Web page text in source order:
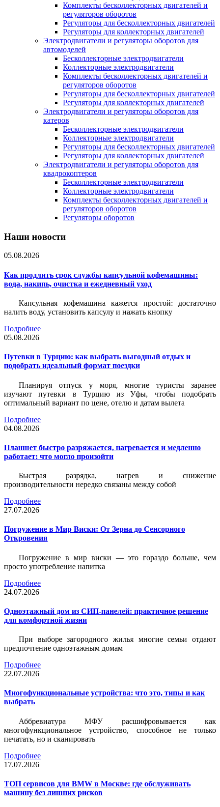
Комплекты бесколлекторных двигателей и
регуляторов оборотов
Регуляторы для бесколлекторных двигателей
Регуляторы для коллекторных двигателей
Электродвигатели и регуляторы оборотов для
автомоделей
Бесколлекторные электродвигатели
Коллекторные электродвигатели
Комплекты бесколлекторных двигателей и
регуляторов оборотов
Регуляторы для бесколлекторных двигателей
Регуляторы для коллекторных двигателей
Электродвигатели и регуляторы оборотов для
катеров
Бесколлекторные электродвигатели
Коллекторные электродвигатели
Регуляторы для бесколлекторных двигателей
Регуляторы для коллекторных двигателей
Электродвигатели и регуляторы оборотов для
квадрокоптеров
Бесколлекторные электродвигатели
Коллекторные электродвигатели
Комплекты бесколлекторных двигателей и
регуляторов оборотов
Регуляторы оборотов
Наши новости
05.08.2026
Как продлить срок службы капсульной кофемашины:
вода, накипь, очистка и ежедневный уход
Капсульная кофемашина кажется простой: достаточно
налить воду, установить капсулу и нажать кнопку
Подробнее
05.08.2026
Путевки в Турцию: как выбрать выгодный отдых и
подобрать идеальный формат поездки
Планируя отпуск у моря, многие туристы заранее
изучают путевки в Турцию из Уфы, чтобы подобрать
оптимальный вариант по цене, отелю и датам вылета
Подробнее
04.08.2026
Планшет быстро разряжается, нагревается и медленно
работает: что могло произойти
Быстрая разрядка, нагрев и снижение
производительности нередко связаны между собой
Подробнее
27.07.2026
Погружение в Мир Виски: От Зерна до Сенсорного
Откровения
Погружение в мир виски — это гораздо больше, чем
просто употребление напитка
Подробнее
24.07.2026
Одноэтажный дом из СИП-панелей: практичное решение
для комфортной жизни
При выборе загородного жилья многие семьи отдают
предпочтение одноэтажным домам
Подробнее
22.07.2026
Многофункциональные устройства: что это, типы и как
выбрать
Аббревиатура МФУ расшифровывается как
многофункциональное устройство, способное не только
печатать, но и сканировать
Подробнее
17.07.2026
ТОП сервисов для BMW в Москве: где обслуживать
машину без лишних рисков